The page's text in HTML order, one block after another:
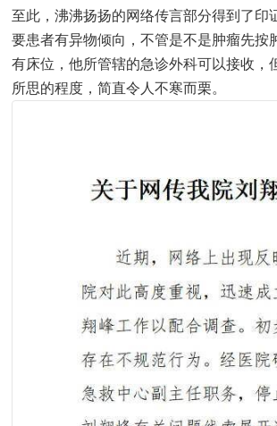
至此，沸沸扬扬的网络传言部分得到了印
要患者有异物倾向，不管是不是肿瘤先
有床位，他所管辖的急诊外科可以接收
所思的程度，简直令人不寒而栗。